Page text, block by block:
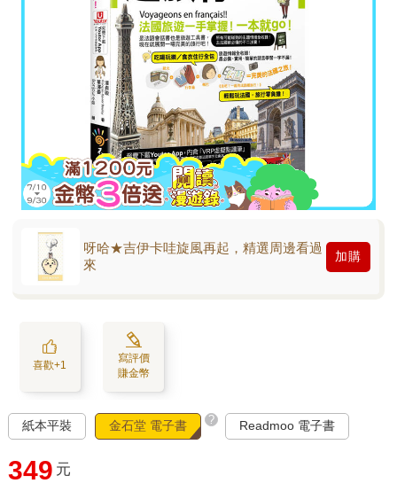
呀哈★吉伊卡哇旋風再起，精選周邊看過
來
加購
喜歡+1
寫評價
賺金幣
紙本平裝 金石堂 電子書 ? Readmoo 電子書
349 元